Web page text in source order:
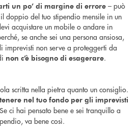
un po’ di margine di errore – può
doppio del tuo stipendio mensile in un
acquistare un mobile o andare in
se anche sei una persona ansiosa,
non serve a proteggerti da
non c’è bisogno di esagerare.
scritta nella pietra quanto un consiglio.
nel tuo fondo per gli imprevisti
ci hai pensato bene e sei tranquillo a
va bene così.